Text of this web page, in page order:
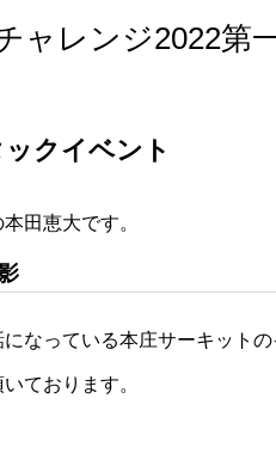
ャレンジ2022第
クイベント
田恵大です。
なっている本庄サーキットの
ております。